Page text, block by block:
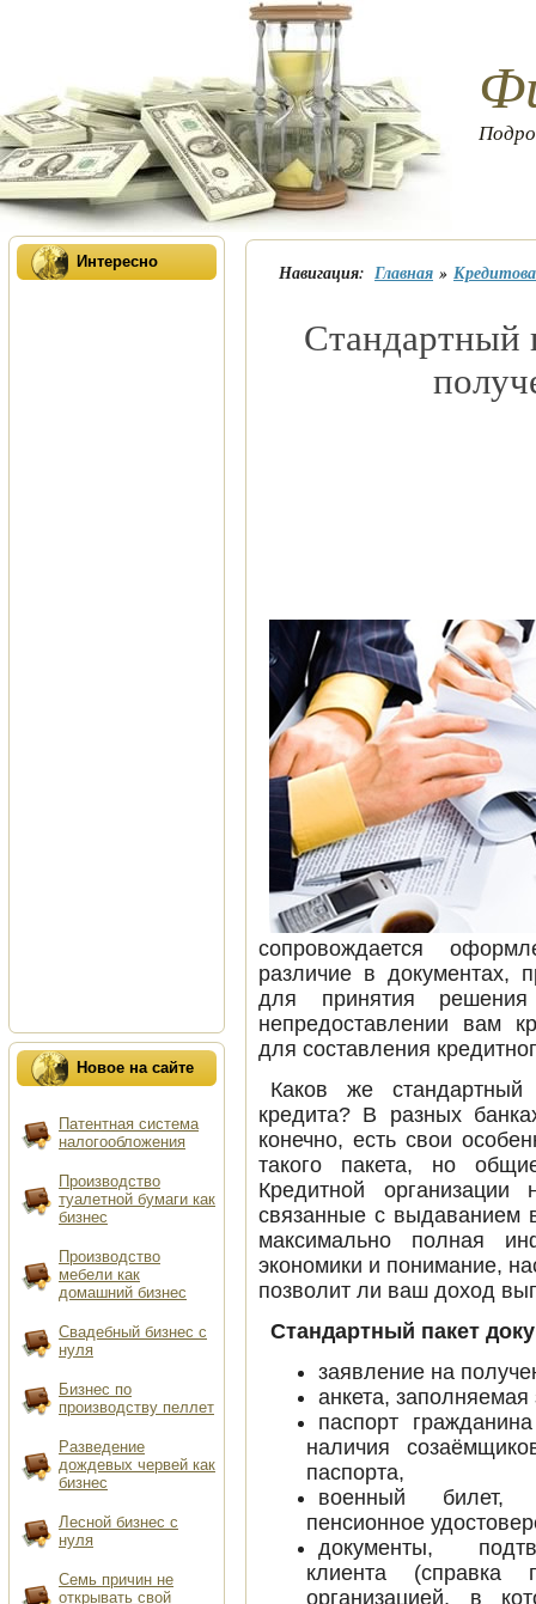
Навигация: Главная »
стандартный пакет документов для
сопровождается
различие в документах,
для принятия
непредоставлении вам
для составления
Каков же стандартный
кредита? В разных
конечно, есть свои
такого пакета, но
Кредитной организации
связанные с выдаванием
максимально полная
экономики и понимание,
позволит ли ваш доход
Стандартный пакет
заявление на
анкета, заполняемая
паспорт
наличия
паспорта,
военный билет,
пенсионное
документы,
клиента
организацией, в
Интересно
Новое на сайте
Патентная система
налогообложения
производство
туалетной бумаги как
бизнес
производство
мебели как
домашний бизнес
свадебный бизнес с
нуля
бизнес по
производству пеллет
разведение
дождевых червей как
бизнес
лесной бизнес с
нуля
Семь причин не
открывать свой